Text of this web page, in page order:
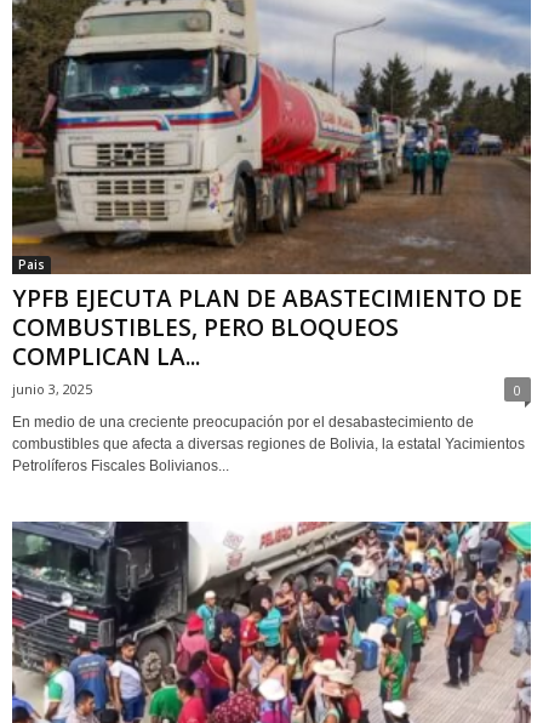
Pais
YPFB EJECUTA PLAN DE ABASTECIMIENTO DE
COMBUSTIBLES, PERO BLOQUEOS
COMPLICAN LA...
junio 3, 2025 0
En medio de una creciente preocupación por el desabastecimiento de
combustibles que afecta a diversas regiones de Bolivia, la estatal Yacimientos
Petrolíferos Fiscales Bolivianos...